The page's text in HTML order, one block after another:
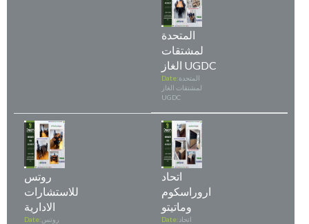
المتحدة
لمشتقات
الغاز UGDC
Date:المتحدة
لمشتقات الغاز
UGDC
روتس
للاستشارات
الادارية
Date:روتس
اتحاد
اروراسكوم
وماتيتو
Date: اتحاد